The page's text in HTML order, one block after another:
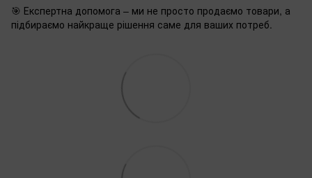
🎯 Експертна допомога – ми не просто продаємо товари, а
підбираємо найкраще рішення саме для ваших потреб.